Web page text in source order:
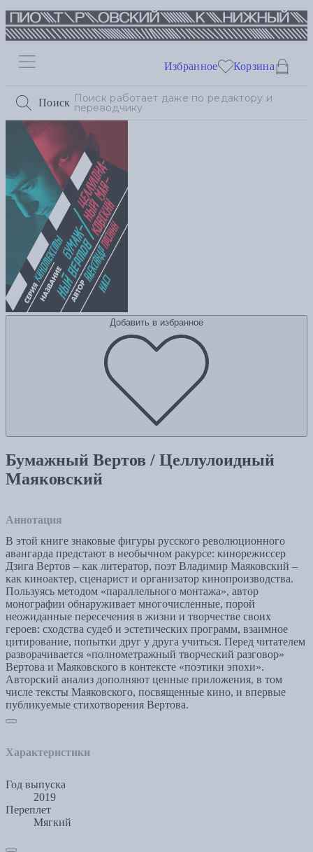
Поиск
Избранное Корзина
Добавить в избранное
Бумажный Вертов / Целлулоидный
Маяковский
Аннотация
В этой книге знаковые фигуры русского революционного
авангарда предстают в необычном ракурсе: кинорежиссер
Дзига Вертов – как литератор, поэт Владимир Маяковский –
как киноактер, сценарист и организатор кинопроизводства.
Пользуясь методом «параллельного монтажа», автор
монографии обнаруживает многочисленные, порой
неожиданные пересечения в жизни и творчестве своих
героев: сходства судеб и эстетических программ, взаимное
цитирование, попытки друг у друга учиться. Перед читателем
разворачивается «полнометражный творческий разговор»
Вертова и Маяковского в контексте «поэтики эпохи».
Авторский анализ дополняют ценные приложения, в том
числе тексты Маяковского, посвященные кино, и впервые
публикуемые стихотворения Вертова.
Характеристики
Год выпуска
2019
Переплет
Мягкий